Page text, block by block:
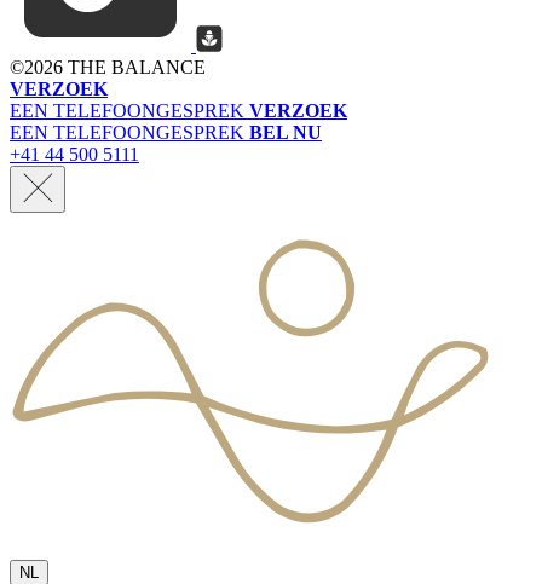
©2026 THE BALANCE
VERZOEK
EEN TELEFOONGESPREK VERZOEK
EEN TELEFOONGESPREK BEL NU
+41 44 500 5111
NL